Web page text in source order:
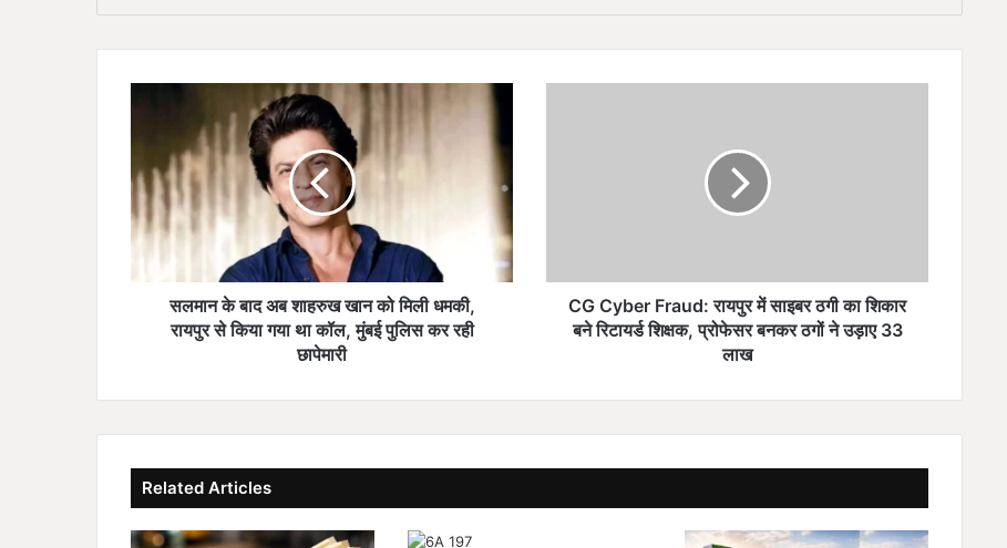
के
बा
द
ब
खा
मि
ध
म
सलमान के बाद अब शाहरुख खान को मिली धमकी,
रायपुर से किया गया था कॉल, मुंबई पुलिस कर रही
छापेमारी
r
रा
र
सा
CG Cyber Fraud: रायपुर में साइबर ठगी का शिकार
बने रिटायर्ड शिक्षक, प्रोफेसर बनकर ठगों ने उड़ाए 33
लाख
Related Articles